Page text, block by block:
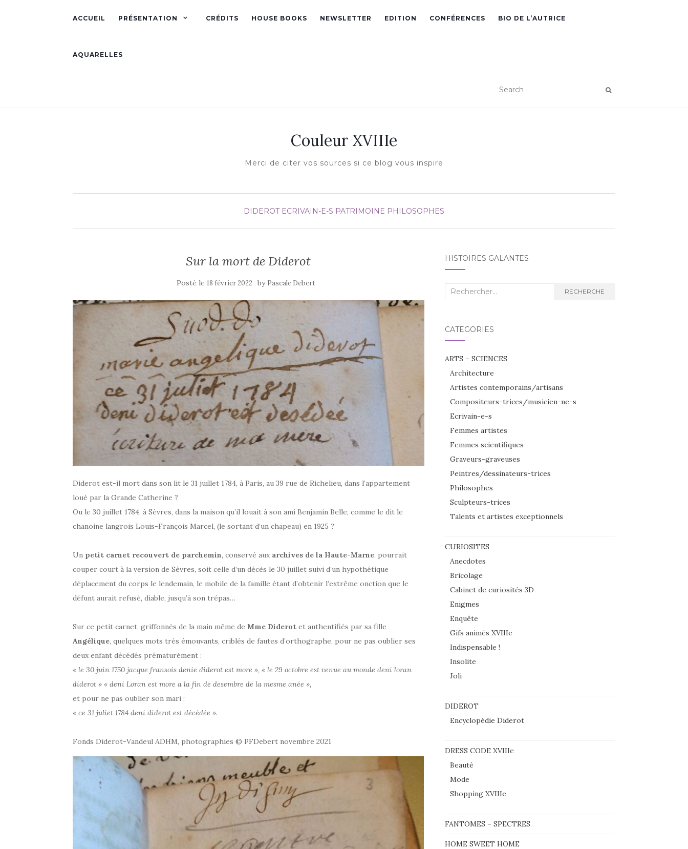
ACCUEIL PRÉSENTATION CRÉDITS HOUSE BOOKS NEWSLETTER EDITION CONFÉRENCES BIO DE L’AUTRICE
AQUARELLES
Couleur XVIIIe
Merci de citer vos sources si ce blog vous inspire
DIDEROT ECRIVAIN-E-S PATRIMOINE PHILOSOPHES
Sur la mort de Diderot
Posté le 18 février 2022 by Pascale Debert
Diderot est-il mort dans son lit le 31 juillet 1784, à Paris, au 39 rue de Richelieu, dans l’appartement
loué par la Grande Catherine ?
Ou le 30 juillet 1784, à Sèvres, dans la maison qu’il louait à son ami Benjamin Belle, comme le dit le
chanoine langrois Louis-François Marcel, (le sortant d’un chapeau) en 1925 ?
Un petit carnet recouvert de parchemin, conservé aux archives de la Haute-Marne, pourrait
couper court à la version de Sèvres, soit celle d’un décès le 30 juillet suivi d’un hypothétique
déplacement du corps le lendemain, le mobile de la famille étant d’obtenir l’extrême onction que le
défunt aurait refusé, diable, jusqu’à son trépas…
Sur ce petit carnet, griffonnés de la main même de Mme Diderot et authentifiés par sa fille
Angélique, quelques mots très émouvants, criblés de fautes d’orthographe, pour ne pas oublier ses
deux enfant décédés prématurément :
« le 30 juin 1750 jacque fransois denie diderot est more », « le 29 octobre est venue au monde deni loran
diderot » « deni Loran est more a la fin de desembre de la mesme anée »,
et pour ne pas oublier son mari :
« ce 31 juliet 1784 deni diderot est décédée ».
Fonds Diderot-Vandeul ADHM, photographies © PFDebert novembre 2021
HISTOIRES GALANTES
Recherche
RECHERCHE
CATÉGORIES
ARTS – SCIENCES
Architecture
Artistes contemporains/artisans
Compositeurs-trices/musicien-ne-s
Ecrivain-e-s
Femmes artistes
Femmes scientifiques
Graveurs-graveuses
Peintres/dessinateurs-trices
Philosophes
Sculpteurs-trices
Talents et artistes exceptionnels
CURIOSITES
Anecdotes
Bricolage
Cabinet de curiosités 3D
Enigmes
Enquête
Gifs animés XVIIIe
Indispensable !
Insolite
Joli
DIDEROT
Encyclopédie Diderot
DRESS CODE XVIIIe
Beauté
Mode
Shopping XVIIIe
FANTOMES – SPECTRES
HOME SWEET HOME